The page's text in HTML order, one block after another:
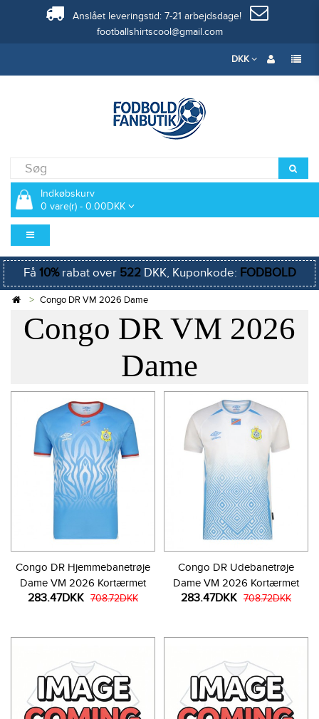
Anslået leveringstid: 7-21 arbejdsdage!
footballshirtscool@gmail.com
DKK
Indkøbskurv
0 vare(r) - 0.00DKK
Få 10%rabat over 522DKK, Kuponkode: FODBOLD
Congo DR VM 2026 Dame
Congo DR VM 2026
Dame
Congo DR Hjemmebanetrøje
Dame VM 2026 Kortærmet
283.47DKK 708.72DKK
Congo DR Udebanetrøje
Dame VM 2026 Kortærmet
283.47DKK 708.72DKK